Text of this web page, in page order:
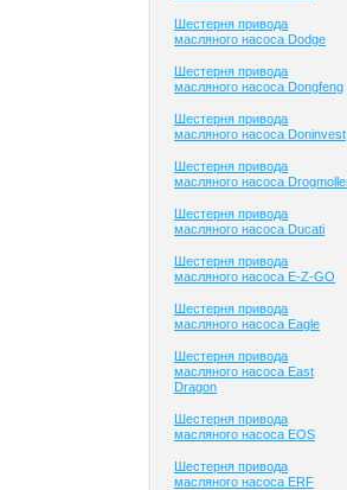
Шестерня привода
масляного насоса Dodge
Шестерня привода
масляного насоса Dongfeng
Шестерня привода
масляного насоса Doninvest
Шестерня привода
масляного насоса
Шестерня привода
масляного насоса Ducati
Шестерня привода
масляного насоса E-Z-GO
Шестерня привода
масляного насоса Eagle
Шестерня привода
масляного насоса East
Dragon
Шестерня привода
масляного насоса EOS
Шестерня привода
масляного насоса ERF